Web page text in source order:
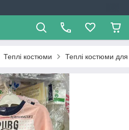
Теплі костюми Теплі костюми для